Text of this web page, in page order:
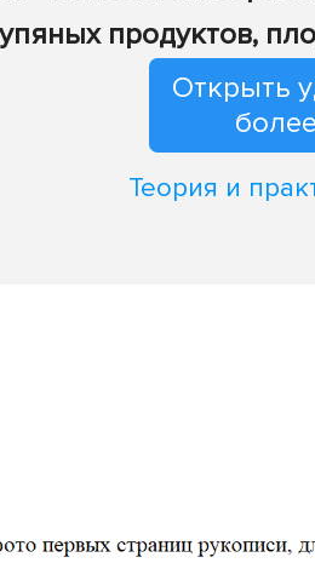
продуктов,
Открыть
Теория и